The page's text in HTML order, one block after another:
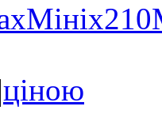
xМініx
|ціною